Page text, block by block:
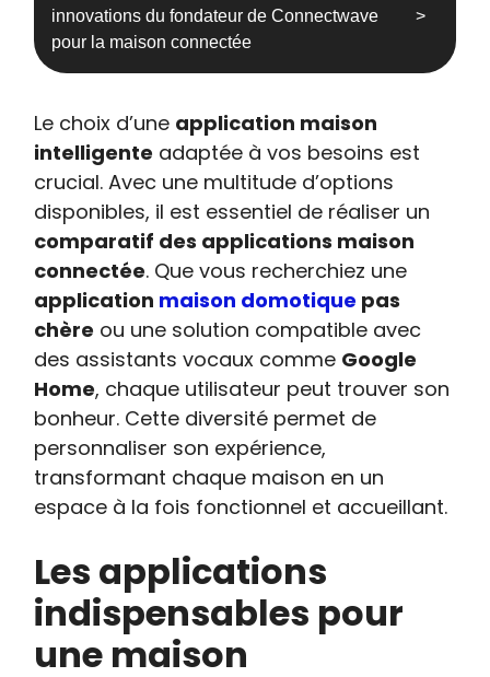
innovations du fondateur de Connectwave
pour la maison connectée
Le choix d’une application maison
intelligente adaptée à vos besoins est
crucial. Avec une multitude d’options
disponibles, il est essentiel de réaliser un
comparatif des applications maison
connectée. Que vous recherchiez une
application maison domotique pas
chère ou une solution compatible avec
des assistants vocaux comme Google
Home, chaque utilisateur peut trouver son
bonheur. Cette diversité permet de
personnaliser son expérience,
transformant chaque maison en un
espace à la fois fonctionnel et accueillant.
Les applications
indispensables pour
une maison